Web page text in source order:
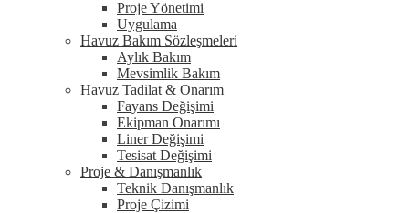
Proje Yönetimi
Uygulama
Havuz Bakım Sözleşmeleri
Aylık Bakım
Mevsimlik Bakım
Havuz Tadilat & Onarım
Fayans Değişimi
Ekipman Onarımı
Liner Değişimi
Tesisat Değişimi
Proje & Danışmanlık
Teknik Danışmanlık
Proje Çizimi